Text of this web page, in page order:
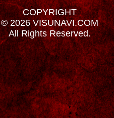
COPYRIGHT
© 2026 VISUNAVI.COM
All Rights Reserved.